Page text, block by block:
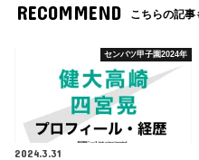
RECOMMEND こちらの記事
センバツ甲子園2024年
2024.3.31